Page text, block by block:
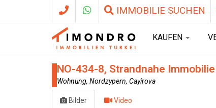
IMMOBILIE SUCHEN
KAUFEN
NO-434-8, Strandnahe
Wohnung, Nordzypern, Cayirova
Bilder Video